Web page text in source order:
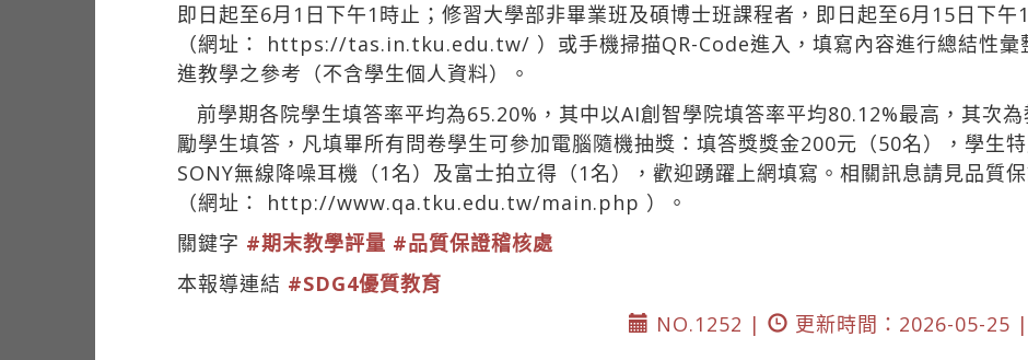
即日起至6月1日下午1時止；修習大學部非畢業班及碩博士班課程者，即日起至6月15日下午
（網址： https://tas.in.tku.edu.tw/ ）或手機掃描QR-Code進入，填寫內容進行總結性
進教學之參考（不含學生個人資料）。
前學期各院學生填答率平均為65.20%，其中以AI創智學院填答率平均80.12%最高，其次
勵學生填答，凡填畢所有問卷學生可參加電腦隨機抽獎：填答獎獎金200元（50名），學生
SONY無線降噪耳機（1名）及富士拍立得（1名），歡迎踴躍上網填寫。相關訊息請見品質保
（網址： http://www.qa.tku.edu.tw/main.php ）。
關鍵字 #期末教學評量 #品質保證稽核處
本報導連結 #SDG4優質教育
NO.1252 |
更新時間：2026-05-25 |